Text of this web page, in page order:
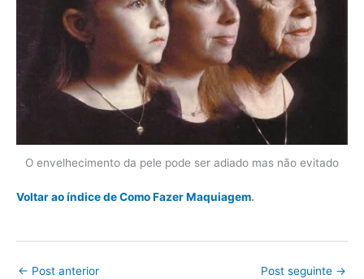
O envelhecimento da pele pode ser adiado mas não evitado
Voltar ao índice de Como Fazer Maquiagem.
← Post anterior Post seguinte →